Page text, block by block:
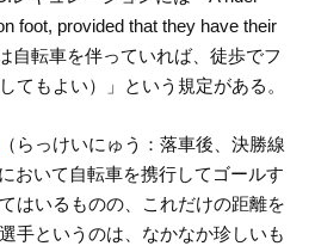
foot, provided that they have their
自転車を伴っていれば、徒歩でフ
てもよい）」という規定がある。
（らっけいにゅう：落車後、決勝線
おいて自転車を携行してゴールす
はいるものの、これだけの距離を
手というのは、なかなか珍しいも